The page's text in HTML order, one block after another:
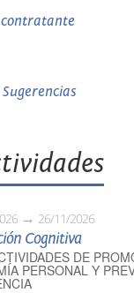
26/11/2026
Cognitiva
DE
PERSONAL Y